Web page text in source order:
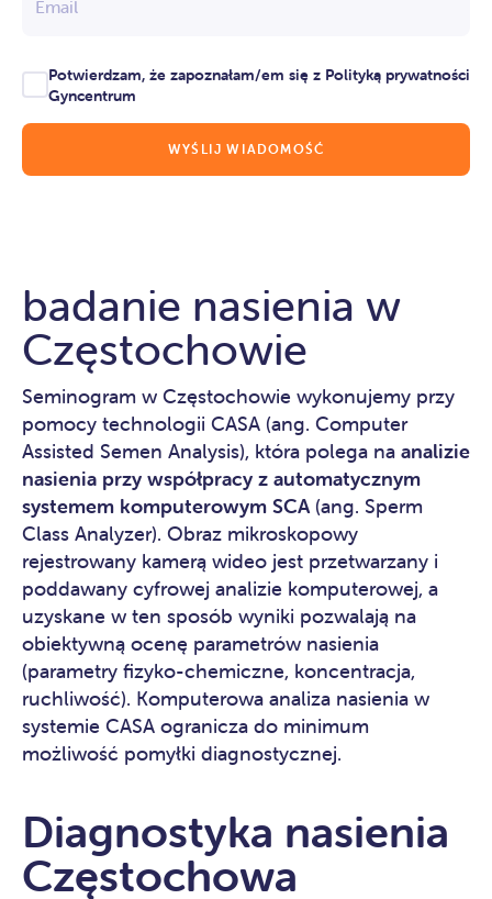
Email
Potwierdzam, że zapoznałam/em się z Polityką prywatności
Gyncentrum
badanie nasienia w
Częstochowie
Seminogram w Częstochowie wykonujemy przy
pomocy technologii CASA (ang. Computer
Assisted Semen Analysis), która polega na analizie
nasienia przy współpracy z automatycznym
systemem komputerowym SCA (ang. Sperm
Class Analyzer). Obraz mikroskopowy
rejestrowany kamerą wideo jest przetwarzany i
poddawany cyfrowej analizie komputerowej, a
uzyskane w ten sposób wyniki pozwalają na
obiektywną ocenę parametrów nasienia
(parametry fizyko-chemiczne, koncentracja,
ruchliwość). Komputerowa analiza nasienia w
systemie CASA ogranicza do minimum
możliwość pomyłki diagnostycznej.
Diagnostyka nasienia
Częstochowa